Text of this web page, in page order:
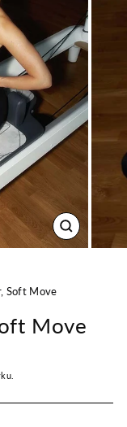
ZAMKNIJ
Soft Move
Move